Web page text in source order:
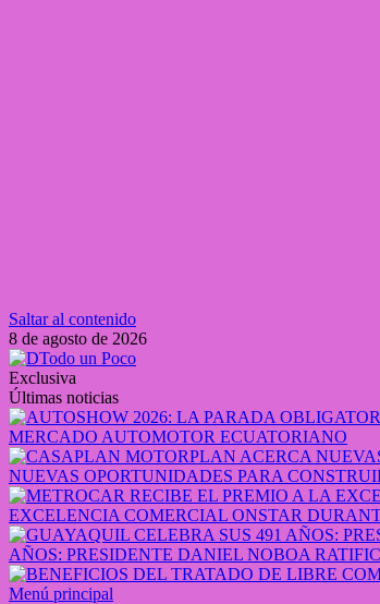
Saltar al contenido
8 de agosto de 2026
Exclusiva
Últimas noticias
MERCADO AUTOMOTOR ECUATORIANO
NUEVAS OPORTUNIDADES PARA
EXCELENCIA COMERCIAL ONSTAR
AÑOS: PRESIDENTE DANIEL NOBOA
Menú principal